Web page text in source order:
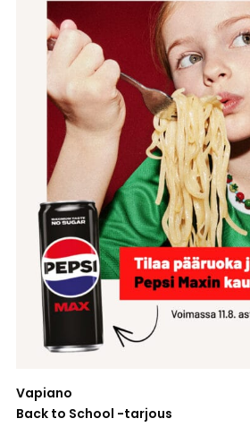
Vapiano
Back to School -tarjous